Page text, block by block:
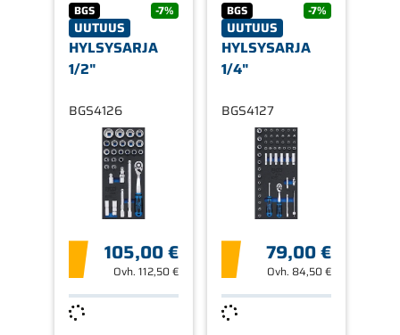
BGS -7%
UUTUUS
HYLSYSARJA
1/2"
BGS4126
105,00 €
Ovh. 112,50 €
BGS -7%
UUTUUS
HYLSYSARJA
1/4"
BGS4127
79,00 €
Ovh. 84,50 €